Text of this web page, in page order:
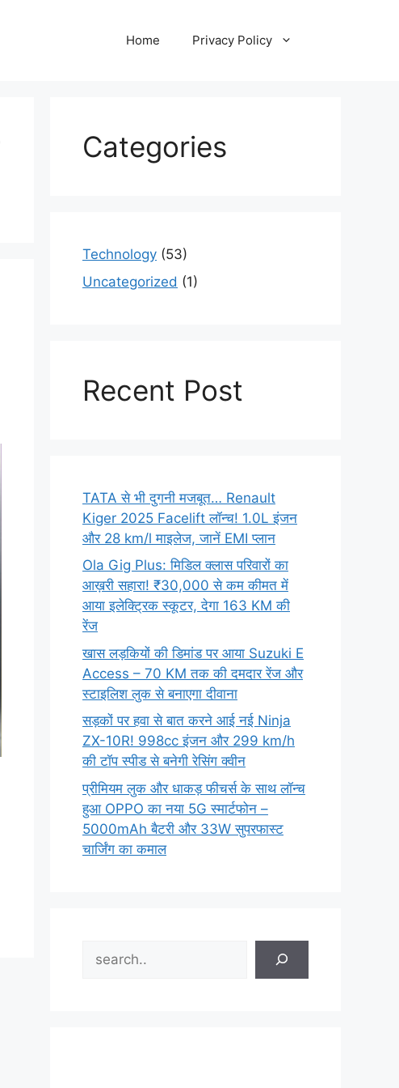
Home Privacy Policy
Categories
Technology (53)
Uncategorized (1)
Recent Post
TATA से भी दुगनी मजबूत… Renault
Kiger 2025 Facelift लॉन्च! 1.0L इंजन
और 28 km/l माइलेज, जानें EMI प्लान
Ola Gig Plus: मिडिल क्लास परिवारों का
आख़री सहारा! ₹30,000 से कम कीमत में
आया इलेक्ट्रिक स्कूटर, देगा 163 KM की
रेंज
खास लड़कियों की डिमांड पर आया Suzuki E
Access – 70 KM तक की दमदार रेंज और
स्टाइलिश लुक से बनाएगा दीवाना
सड़कों पर हवा से बात करने आई नई Ninja
ZX-10R! 998cc इंजन और 299 km/h
की टॉप स्पीड से बनेगी रेसिंग क्वीन
प्रीमियम लुक और धाकड़ फीचर्स के साथ लॉन्च
हुआ OPPO का नया 5G स्मार्टफोन –
5000mAh बैटरी और 33W सुपरफास्ट
चार्जिंग का कमाल